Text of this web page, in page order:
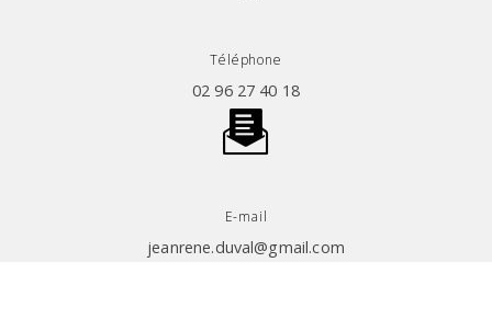
Téléphone
02 96 27 40 18
E-mail
jeanrene.duval@gmail.com